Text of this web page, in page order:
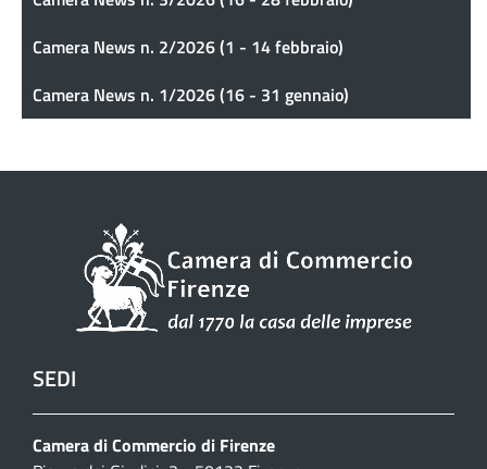
Camera News n. 2/2026 (1 - 14 febbraio)
Camera News n. 1/2026 (16 - 31 gennaio)
SEDI
Camera di Commercio di Firenze